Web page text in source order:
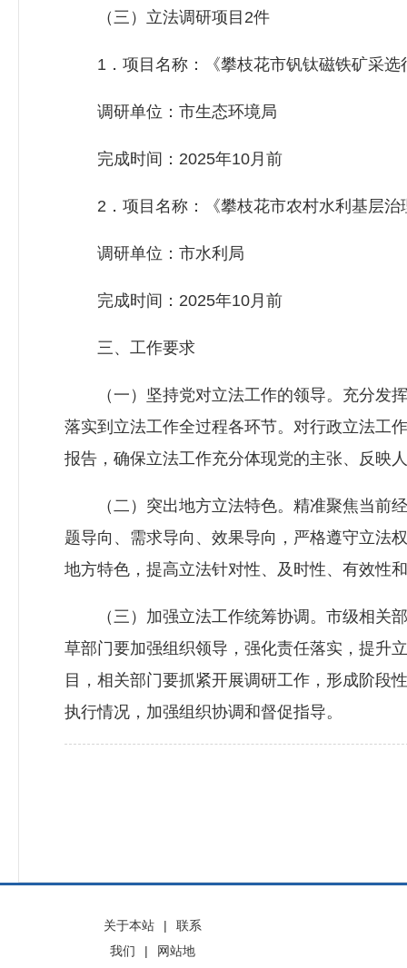
（三）立法调研项目2件
1．项目名称：《攀枝花市钒钛磁铁矿采选
调研单位：市生态环境局
完成时间：2025年10月前
2．项目名称：《攀枝花市农村水利基层治
调研单位：市水利局
完成时间：2025年10月前
三、工作要求
（一）坚持党对立法工作的领导。充分发挥
落实到立法工作全过程各环节。对行政立法工
报告，确保立法工作充分体现党的主张、反映
（二）突出地方立法特色。精准聚焦当前经
题导向、需求导向、效果导向，严格遵守立法
地方特色，提高立法针对性、及时性、有效性
（三）加强立法工作统筹协调。市级相关部
草部门要加强组织领导，强化责任落实，提升
目，相关部门要抓紧开展调研工作，形成阶段
执行情况，加强组织协调和督促指导。
关于本站 |
联系
我们
|
网站地